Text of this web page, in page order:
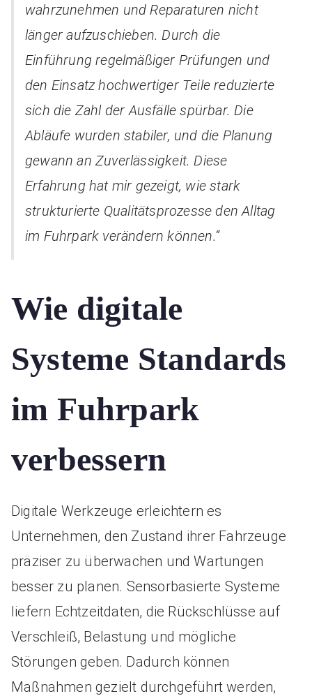
wahrzunehmen und Reparaturen nicht
länger aufzuschieben. Durch die
Einführung regelmäßiger Prüfungen und
den Einsatz hochwertiger Teile reduzierte
sich die Zahl der Ausfälle spürbar. Die
Abläufe wurden stabiler, und die Planung
gewann an Zuverlässigkeit. Diese
Erfahrung hat mir gezeigt, wie stark
strukturierte Qualitätsprozesse den Alltag
im Fuhrpark verändern können.“
Wie digitale
Systeme Standards
im Fuhrpark
verbessern
Digitale Werkzeuge erleichtern es
Unternehmen, den Zustand ihrer Fahrzeuge
präziser zu überwachen und Wartungen
besser zu planen. Sensorbasierte Systeme
liefern Echtzeitdaten, die Rückschlüsse auf
Verschleiß, Belastung und mögliche
Störungen geben. Dadurch können
Maßnahmen gezielt durchgeführt werden,